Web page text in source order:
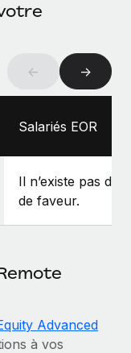
← →
Salariés EOR
Il n’existe pas de
de faveur.
Advanced
à vos